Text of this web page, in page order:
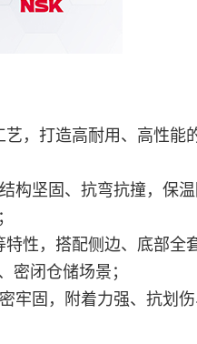
，打造高耐用、高性能
构坚固、抗弯抗撞，保
性，搭配侧边、底部全
密闭仓储场景；
牢固，附着力强、抗划